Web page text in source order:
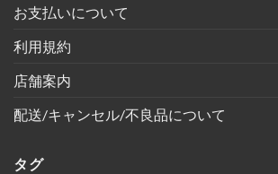
お支払いについて
利用規約
店舗案内
配送/キャンセル/不良品について
タグ